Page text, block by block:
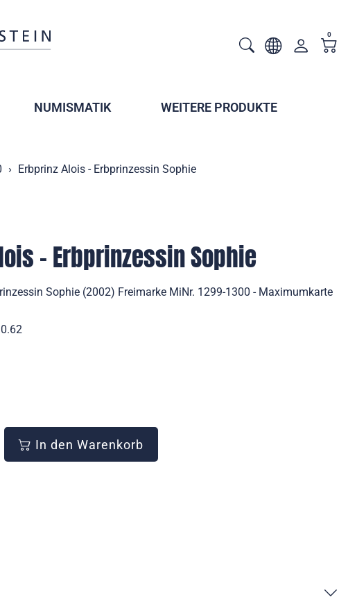
0
NUMISMATIK WEITERE PRODUKTE
Erbprinz Alois - Erbprinzessin Sophie
- Erbprinzessin Sophie
Sophie (2002) Freimarke MiNr. 1299-1300 - Maximumkarte
In den Warenkorb